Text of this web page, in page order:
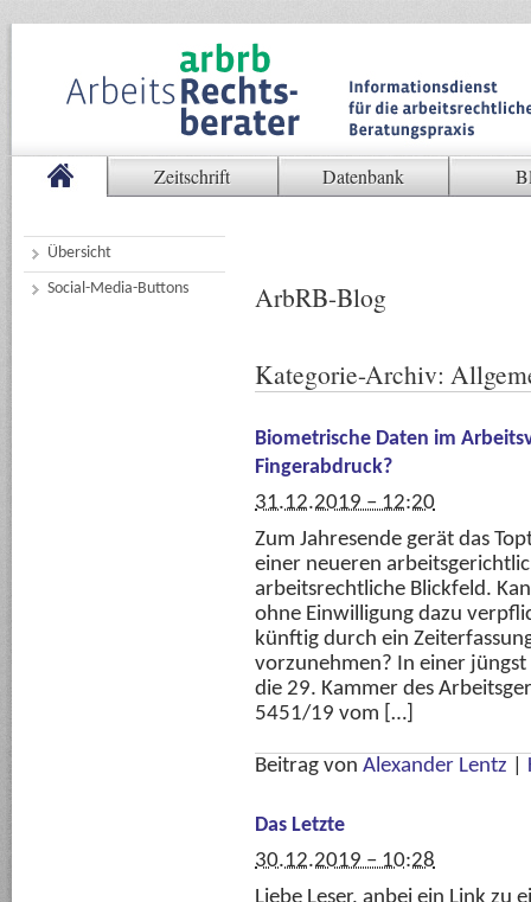
Zeitschrift Datenbank
Übersicht
Social-Media-Buttons
ArbRB-Blog
Kategorie-Archiv:
Biometrische Daten im
Fingerabdruck?
31.12.2019 – 12:20
Zum Jahresende gerät das
einer neueren
arbeitsrechtliche Blickfeld.
ohne Einwilligung dazu
künftig durch ein
vorzunehmen? In einer
die 29. Kammer des
5451/19 vom […]
Beitrag von Alexander Lentz
Das Letzte
30.12.2019 – 10:28